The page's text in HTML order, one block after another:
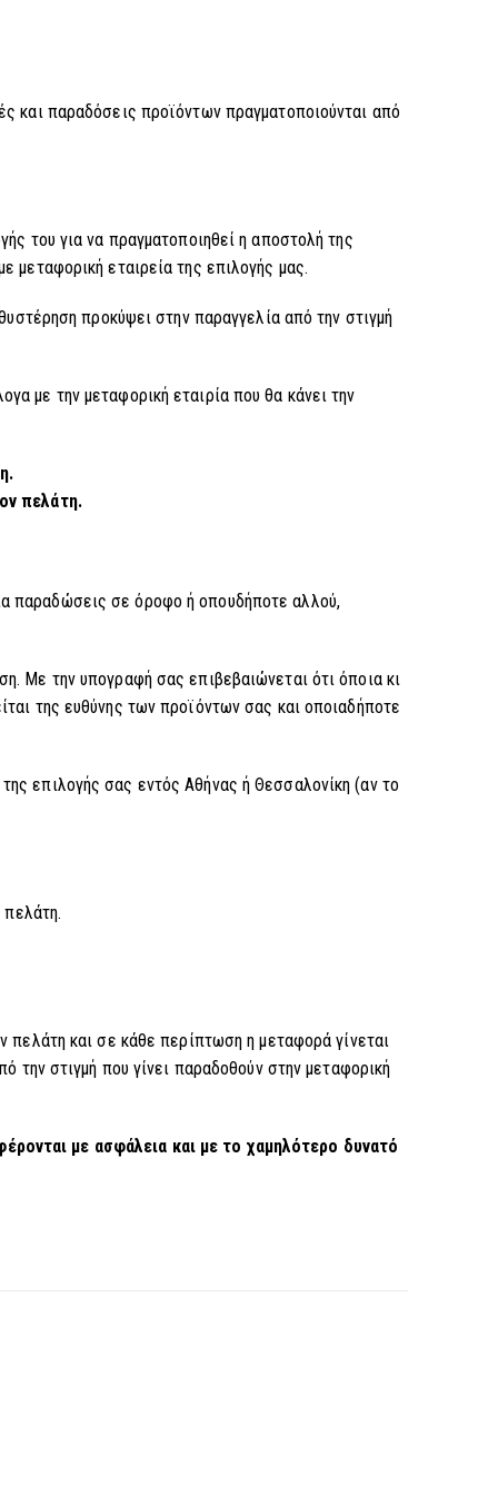
και παραδόσεις προϊόντων πραγματοποιούνται από
του για να πραγματοποιηθεί η αποστολή της
μεταφορική εταιρεία της επιλογής μας.
προκύψει στην παραγγελία από την στιγμή
με την μεταφορική εταιρία που θα κάνει την
πελάτη.
παραδώσεις σε όροφο ή οπουδήποτε αλλού,
Με την υπογραφή σας επιβεβαιώνεται ότι όποια κι
της ευθύνης των προϊόντων σας και οποιαδήποτε
επιλογής σας εντός Αθήνας ή Θεσσαλονίκη (αν το
πελάτη.
πελάτη και σε κάθε περίπτωση η μεταφορά γίνεται
την στιγμή που γίνει παραδοθούν στην μεταφορική
με ασφάλεια και με το χαμηλότερο δυνατό